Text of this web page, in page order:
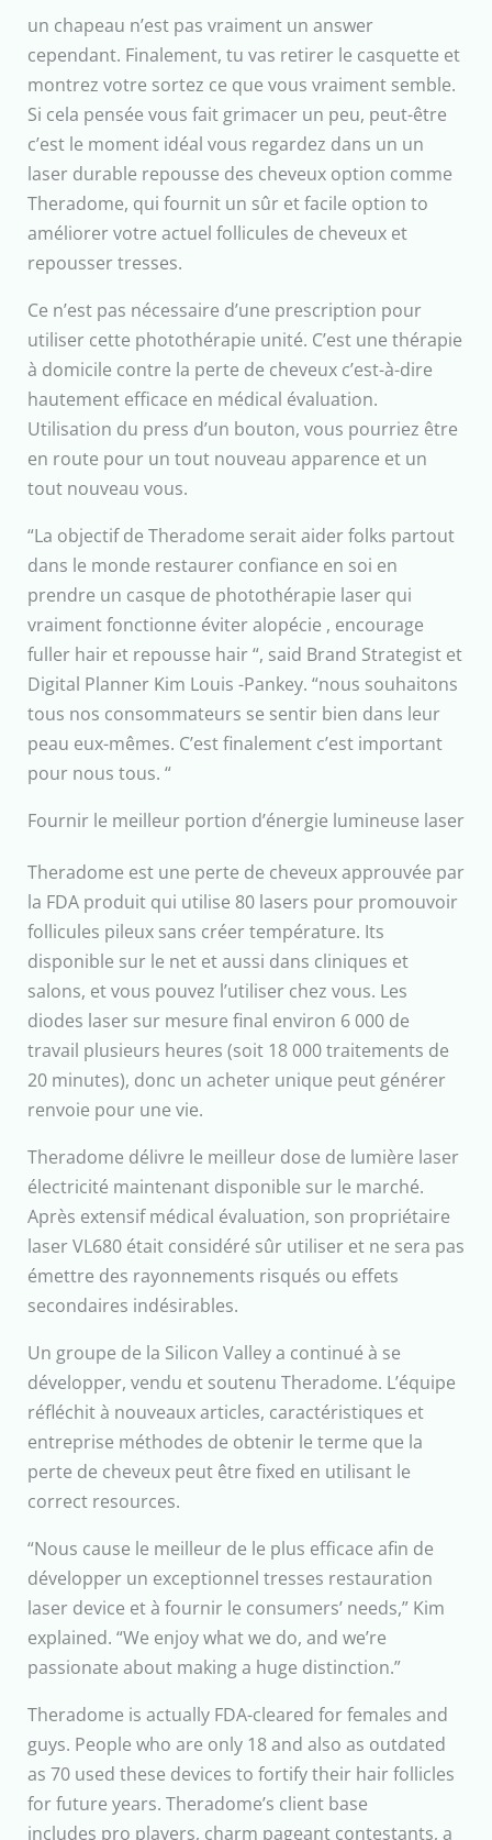
un chapeau n’est pas vraiment un answer
cependant. Finalement, tu vas retirer le casquette et
montrez votre sortez ce que vous vraiment semble.
Si cela pensée vous fait grimacer un peu, peut-être
c’est le moment idéal vous regardez dans un un
laser durable repousse des cheveux option comme
Theradome, qui fournit un sûr et facile option to
améliorer votre actuel follicules de cheveux et
repousser tresses.
Ce n’est pas nécessaire d’une prescription pour
utiliser cette photothérapie unité. C’est une thérapie
à domicile contre la perte de cheveux c’est-à-dire
hautement efficace en médical évaluation.
Utilisation du press d’un bouton, vous pourriez être
en route pour un tout nouveau apparence et un
tout nouveau vous.
“La objectif de Theradome serait aider folks partout
dans le monde restaurer confiance en soi en
prendre un casque de photothérapie laser qui
vraiment fonctionne éviter alopécie , encourage
fuller hair et repousse hair “, said Brand Strategist et
Digital Planner Kim Louis -Pankey. “nous souhaitons
tous nos consommateurs se sentir bien dans leur
peau eux-mêmes. C’est finalement c’est important
pour nous tous. “
Fournir le meilleur portion d’énergie lumineuse laser
Theradome est une perte de cheveux approuvée par
la FDA produit qui utilise 80 lasers pour promouvoir
follicules pileux sans créer température. Its
disponible sur le net et aussi dans cliniques et
salons, et vous pouvez l’utiliser chez vous. Les
diodes laser sur mesure final environ 6 000 de
travail plusieurs heures (soit 18 000 traitements de
20 minutes), donc un acheter unique peut générer
renvoie pour une vie.
Theradome délivre le meilleur dose de lumière laser
électricité maintenant disponible sur le marché.
Après extensif médical évaluation, son propriétaire
laser VL680 était considéré sûr utiliser et ne sera pas
émettre des rayonnements risqués ou effets
secondaires indésirables.
Un groupe de la Silicon Valley a continué à se
développer, vendu et soutenu Theradome. L’équipe
réfléchit à nouveaux articles, caractéristiques et
entreprise méthodes de obtenir le terme que la
perte de cheveux peut être fixed en utilisant le
correct resources.
“Nous cause le meilleur de le plus efficace afin de
développer un exceptionnel tresses restauration
laser device et à fournir le consumers’ needs,” Kim
explained. “We enjoy what we do, and we’re
passionate about making a huge distinction.”
Theradome is actually FDA-cleared for females and
guys. People who are only 18 and also as outdated
as 70 used these devices to fortify their hair follicles
for future years. Theradome’s client base
includes pro players, charm pageant contestants, a